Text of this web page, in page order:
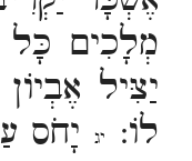
מְלָכִים כָּל
יַצִּיל
לוֹ:
יגיָחֹס